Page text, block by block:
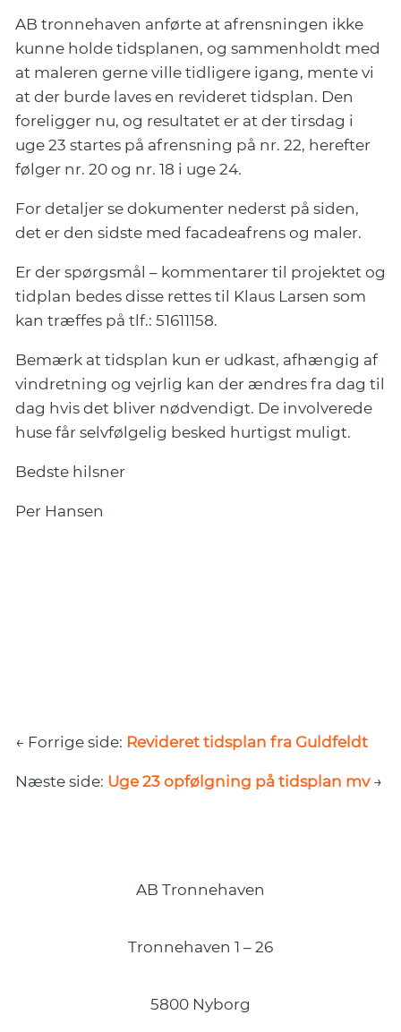
AB tronnehaven anførte at afrensningen ikke
kunne holde tidsplanen, og sammenholdt med
at maleren gerne ville tidligere igang, mente vi
at der burde laves en revideret tidsplan. Den
foreligger nu, og resultatet er at der tirsdag i
uge 23 startes på afrensning på nr. 22, herefter
følger nr. 20 og nr. 18 i uge 24.
For detaljer se dokumenter nederst på siden,
det er den sidste med facadeafrens og maler.
Er der spørgsmål – kommentarer til projektet og
tidplan bedes disse rettes til Klaus Larsen som
kan træffes på tlf.: 51611158.
Bemærk at tidsplan kun er udkast, afhængig af
vindretning og vejrlig kan der ændres fra dag til
dag hvis det bliver nødvendigt. De involverede
huse får selvfølgelig besked hurtigst muligt.
Bedste hilsner
Per Hansen
← Forrige side: Revideret tidsplan fra Guldfeldt
Næste side: Uge 23 opfølgning på tidsplan mv→
AB Tronnehaven
Tronnehaven 1 – 26
5800 Nyborg